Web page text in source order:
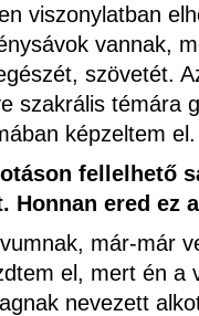
viszonylatban
vannak,
szövetét.
szakrális témára
képzeltem el.
fellelhető
Honnan ered ez
már-már
el, mert én a
nevezett